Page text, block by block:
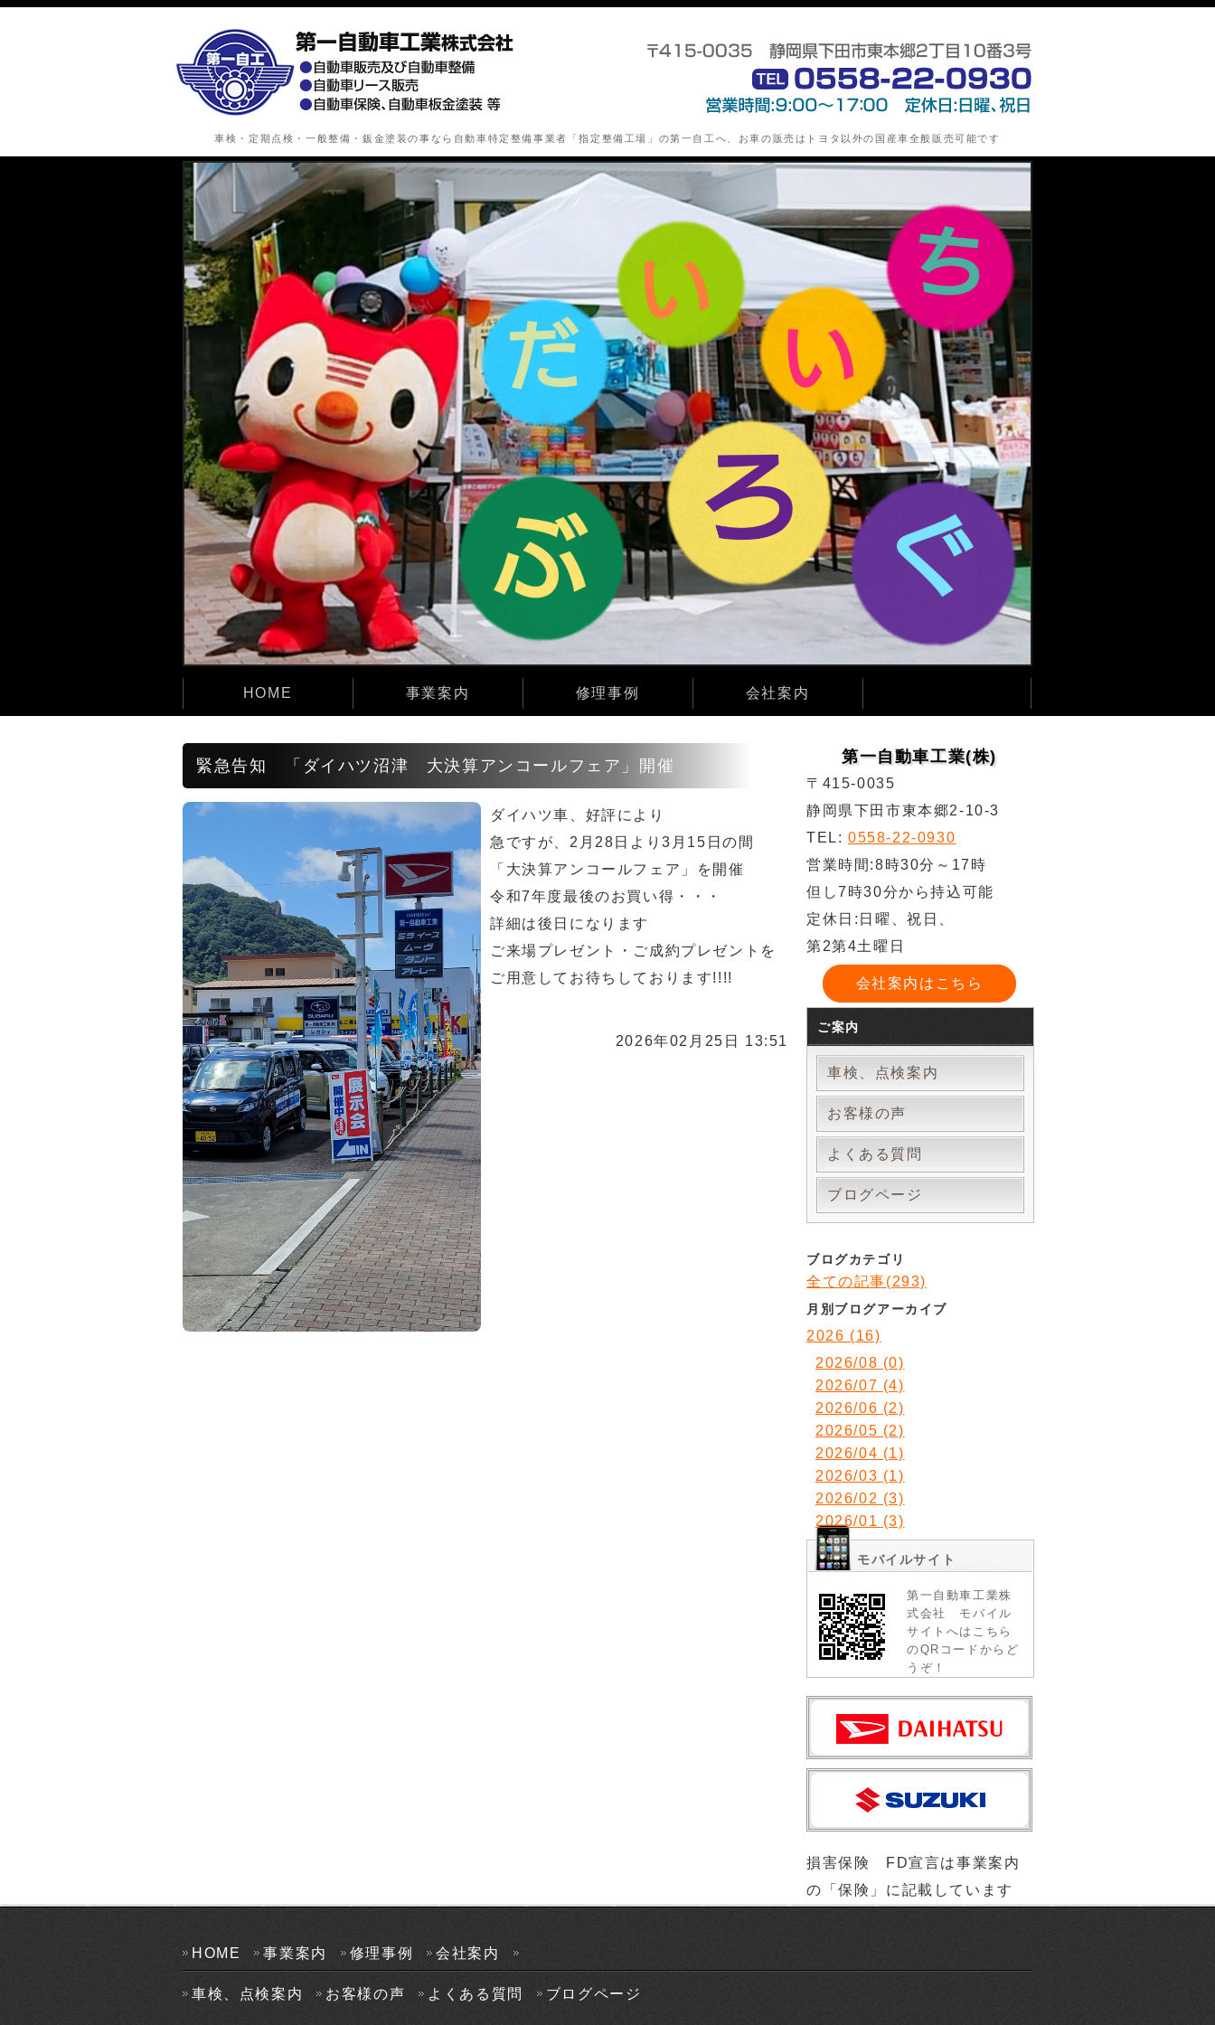
車検・定期点検・一般整備・鈑金塗装の事なら自動車特定整備事業者「指定整備工場」の第一自工へ、お車の販売はトヨタ以外の国産車全般販売可能です
HOME 事業案内 修理事例 会社案内
緊急告知 「ダイハツ沼津 大決算アンコールフェア」開催
ダイハツ車、好評により
急ですが、2月28日より3月15日の間
「大決算アンコールフェア」を開催
令和7年度最後のお買い得・・・
詳細は後日になります
ご来場プレゼント・ご成約プレゼントを
ご用意してお待ちしております!!!!
2026年02月25日 13:51
第一自動車工業(株)
〒415-0035
静岡県下田市東本郷2-10-3
TEL: 0558-22-0930
営業時間:8時30分～17時
但し7時30分から持込可能
定休日:日曜、祝日、
第2第4土曜日
会社案内はこちら
ご案内
車検、点検案内
お客様の声
よくある質問
ブログページ
ブログカテゴリ
全ての記事(293)
月別ブログアーカイブ
2026 (16)
2026/08 (0)
2026/07 (4)
2026/06 (2)
2026/05 (2)
2026/04 (1)
2026/03 (1)
2026/02 (3)
2026/01 (3)
モバイルサイト
第一自動車工業株
式会社 モバイル
サイトへはこちら
のQRコードからど
うぞ！
損害保険 FD宣言は事業案内
の「保険」に記載しています
HOME 事業案内 修理事例 会社案内
車検、点検案内 お客様の声 よくある質問 ブログページ